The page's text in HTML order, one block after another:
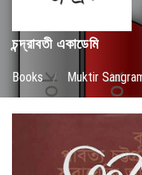
চন্দ্রাবতী একাডেমি
Books / Muktir